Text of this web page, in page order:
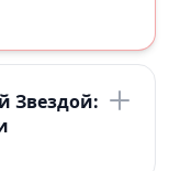
Звездой: